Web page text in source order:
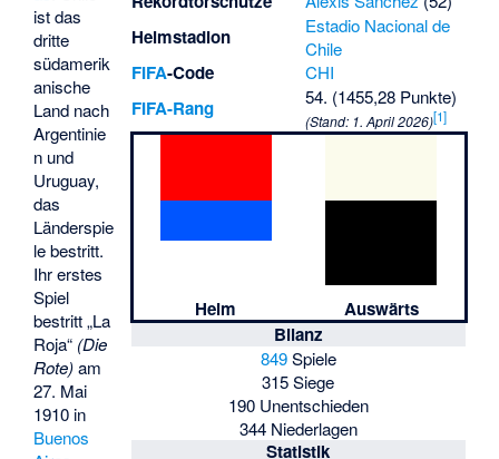
Heimstadion
Estadio Nacional de
Chile
FIFA-Code CHI
FIFA-Rang 54. (1455,28 Punkte)
(Stand: 1. April 2026)[1]
Heim
Auswärts
Bilanz
849Spiele
315 Siege
190 Unentschieden
344 Niederlagen
Statistik
ist das
dritte
südamerik
anische
Land nach
Argentinie
n und
Uruguay,
das
Länderspie
le bestritt.
Ihr erstes
Spiel
bestritt „La
Roja“ (Die
Rote)am
27. Mai
1910 in
Buenos